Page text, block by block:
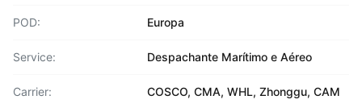
POD: Europa
Service: Despachante Marítimo e Aéreo
Carrier: COSCO, CMA, WHL, Zhonggu, CAM